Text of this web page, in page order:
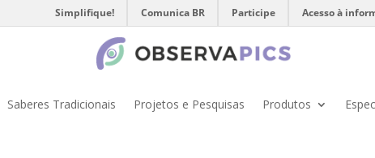
Simplifique! Comunica BR Participe Acesso à
Saberes Tradicionais Projetos e Pesquisas Produtos